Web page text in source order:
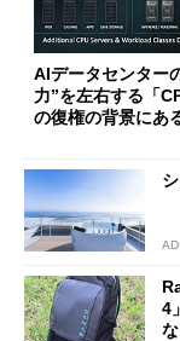
AIデータセンター
力”を左右する「
の復権の背景にあ
4